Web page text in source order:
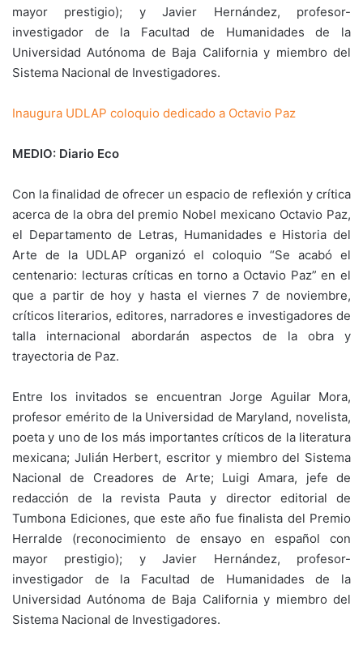
mayor prestigio); y Javier Hernández, profesor-
investigador de la Facultad de Humanidades de la
Universidad Autónoma de Baja California y miembro del
Sistema Nacional de Investigadores.
Inaugura UDLAP coloquio dedicado a Octavio Paz
MEDIO: Diario Eco
Con la finalidad de ofrecer un espacio de reflexión y crítica
acerca de la obra del premio Nobel mexicano Octavio Paz,
el Departamento de Letras, Humanidades e Historia del
Arte de la UDLAP organizó el coloquio “Se acabó el
centenario: lecturas críticas en torno a Octavio Paz” en el
que a partir de hoy y hasta el viernes 7 de noviembre,
críticos literarios, editores, narradores e investigadores de
talla internacional abordarán aspectos de la obra y
trayectoria de Paz.
Entre los invitados se encuentran Jorge Aguilar Mora,
profesor emérito de la Universidad de Maryland, novelista,
poeta y uno de los más importantes críticos de la literatura
mexicana; Julián Herbert, escritor y miembro del Sistema
Nacional de Creadores de Arte; Luigi Amara, jefe de
redacción de la revista Pauta y director editorial de
Tumbona Ediciones, que este año fue finalista del Premio
Herralde (reconocimiento de ensayo en español con
mayor prestigio); y Javier Hernández, profesor-
investigador de la Facultad de Humanidades de la
Universidad Autónoma de Baja California y miembro del
Sistema Nacional de Investigadores.